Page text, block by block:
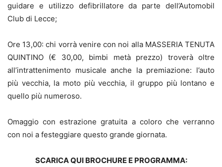
guidare e utilizzo defibrillatore da parte dell’Automobil
Club di Lecce;
Ore 13,00: chi vorrà venire con noi alla MASSERIA TENUTA
QUINTINO (€ 30,00, bimbi metà prezzo) troverà oltre
all’intrattenimento musicale anche la premiazione: l’auto
più vecchia, la moto più vecchia, il gruppo più lontano e
quello più numeroso.
Omaggio con estrazione gratuita a coloro che verranno
con noi a festeggiare questo grande giornata.
SCARICA QUI BROCHURE E PROGRAMMA: